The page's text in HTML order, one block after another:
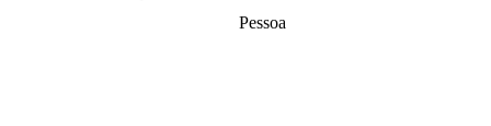
Pessoa